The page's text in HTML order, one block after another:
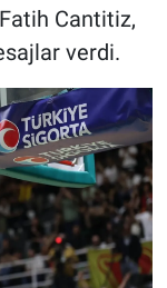
Cantitiz,
verdi.